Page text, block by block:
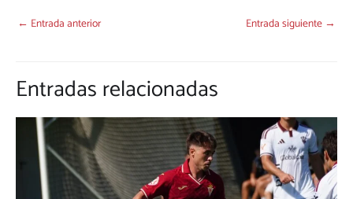
← Entrada anterior Entrada siguiente →
Entradas relacionadas